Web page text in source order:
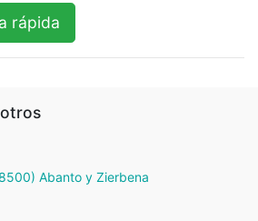
rápida
Abanto y Zierbena